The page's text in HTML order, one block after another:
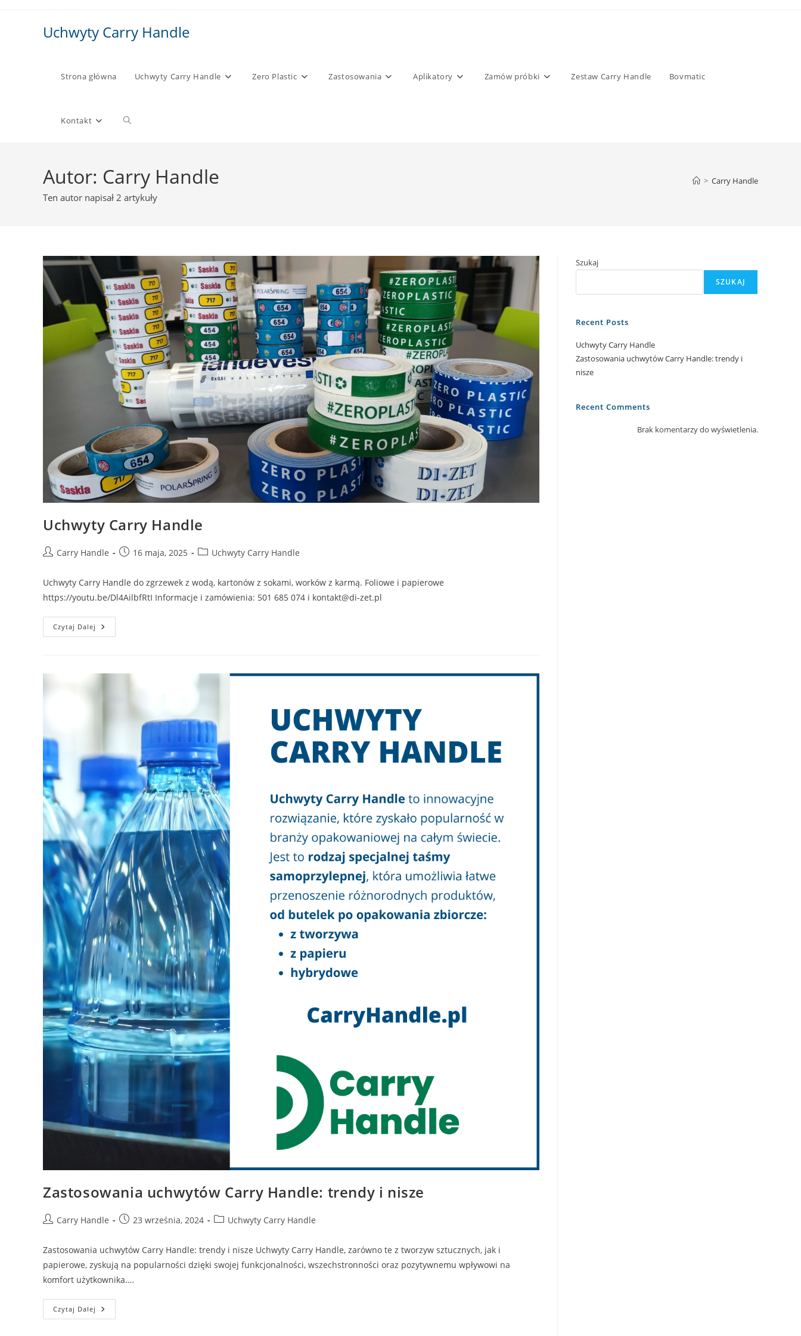
Uchwyty Carry Handle
Strona główna Uchwyty Carry Handle Zero Plastic Zastosowania Aplikatory Zamów próbki Zestaw Carry Handle Bovmatic
Kontakt Toggle
Autor: Carry Handle
Ten autor napisał 2 artykuły
> Carry Handle
Uchwyty Carry Handle
PostCarry Handle
Post16 maja, 2025
PostUchwyty Carry Handle
Uchwyty Carry Handle do zgrzewek z wodą, kartonów z sokami, worków z karmą. Foliowe i papierowe
https://youtu.be/Dl4AilbfRtI ​Informacje i zamówienia: 501 685 074 i kontakt@di-zet.pl
Czytaj Dalej Uchwyty
Carry
Zastosowania uchwytów Carry Handle: trendy i nisze
PostCarry Handle
Post23 września, 2024
PostUchwyty Carry Handle
Zastosowania uchwytów Carry Handle: trendy i nisze Uchwyty Carry Handle, zarówno te z tworzyw sztucznych, jak i
papierowe, zyskują na popularności dzięki swojej funkcjonalności, wszechstronności oraz pozytywnemu wpływowi na
komfort użytkownika.…
Czytaj Dalej Zastosowania
Uchwytów
Szukaj
SZUKAJ
Recent Posts
Uchwyty Carry Handle
Zastosowania uchwytów Carry Handle: trendy i
nisze
Recent Comments
Brak komentarzy do wyświetlenia.